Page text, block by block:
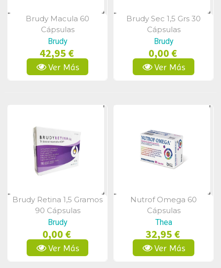
Vista Rápida
Brudy Macula 60
Cápsulas
Brudy
42,95 €
Ver Más
Vista Rápida
Brudy Sec 1,5 Grs 30
Cápsulas
Brudy
0,00 €
Ver Más
Vista Rápida
Brudy Retina 1,5 Gramos
90 Cápsulas
Brudy
0,00 €
Ver Más
Vista Rápida
Nutrof Omega 60
Cápsulas
Thea
32,95 €
Ver Más